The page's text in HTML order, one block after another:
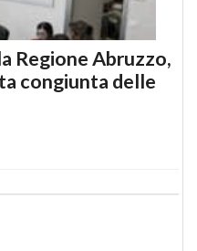
Regione Abruzzo,
congiunta delle